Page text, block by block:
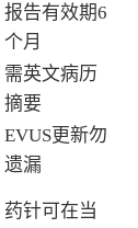
报告有效期6
个月
需英文病历
摘要
EVUS更新勿
遗漏
药针可在当